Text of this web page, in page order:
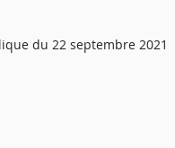
du 22 septembre 2021